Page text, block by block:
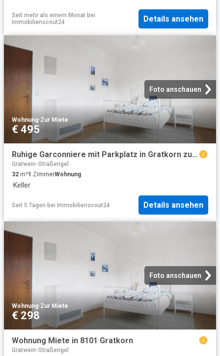
Seit mehr als einem Monat bei
Immobilienscout24
Details ansehen
Foto anschauen
Wohnung·Zur Miete
€ 495
Ruhige Garconniere mit Parkplatz in Gratkorn zu vermieten!
Gratwein-Straßengel
32 m²1 ZimmerWohnung
·Keller
Seit 5 Tagen bei Immobilienscout24 Details ansehen
Foto anschauen
Wohnung·Zur Miete
€ 298
Wohnung Miete in 8101 Gratkorn
Gratwein-Straßengel